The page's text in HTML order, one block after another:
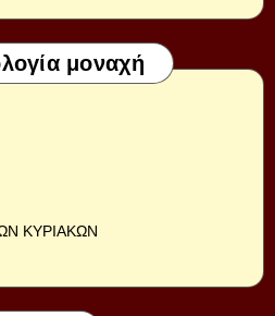
μοναχή
ΚΥΡΙΑΚΩΝ